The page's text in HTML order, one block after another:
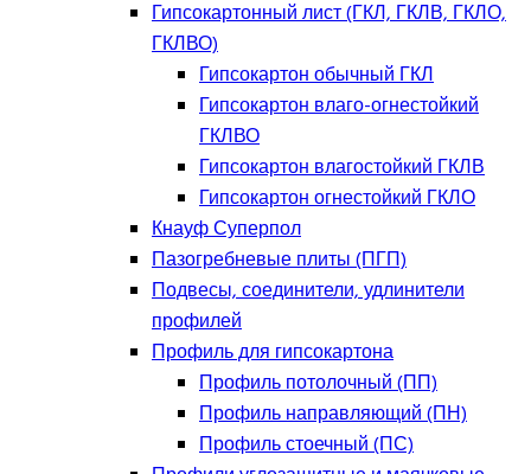
Гипсокартонный лист (ГКЛ, ГКЛВ, ГКЛО,
ГКЛВО)
Гипсокартон обычный ГКЛ
Гипсокартон влаго-огнестойкий
ГКЛВО
Гипсокартон влагостойкий ГКЛВ
Гипсокартон огнестойкий ГКЛО
Кнауф Суперпол
Пазогребневые плиты (ПГП)
Подвесы, соединители, удлинители
профилей
Профиль для гипсокартона
Профиль потолочный (ПП)
Профиль направляющий (ПН)
Профиль стоечный (ПС)